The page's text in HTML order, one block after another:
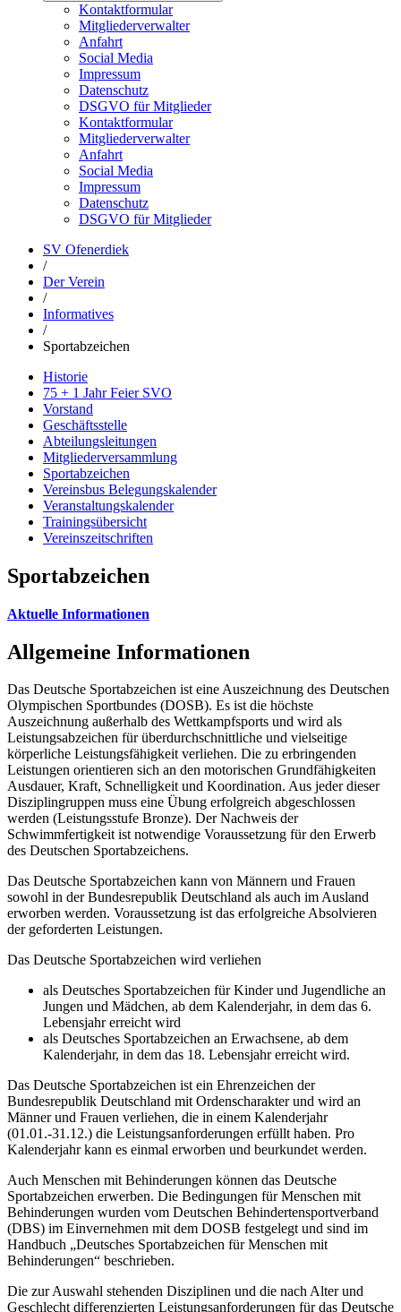
Kontaktformular
Mitgliederverwalter
Anfahrt
Social Media
Impressum
Datenschutz
DSGVO für Mitglieder
Kontaktformular
Mitgliederverwalter
Anfahrt
Social Media
Impressum
Datenschutz
DSGVO für Mitglieder
SV Ofenerdiek
/
Der Verein
/
Informatives
/
Sportabzeichen
Historie
75 + 1 Jahr Feier SVO
Vorstand
Geschäftsstelle
Abteilungsleitungen
Mitgliederversammlung
Sportabzeichen
Vereinsbus Belegungskalender
Veranstaltungskalender
Trainingsübersicht
Vereinszeitschriften
Sportabzeichen
Aktuelle Informationen
Allgemeine Informationen
Das Deutsche Sportabzeichen ist eine Auszeichnung des Deutschen
Olympischen Sportbundes (DOSB). Es ist die höchste
Auszeichnung außerhalb des Wettkampfsports und wird als
Leistungsabzeichen für überdurchschnittliche und vielseitige
körperliche Leistungsfähigkeit verliehen. Die zu erbringenden
Leistungen orientieren sich an den motorischen Grundfähigkeiten
Ausdauer, Kraft, Schnelligkeit und Koordination. Aus jeder dieser
Disziplingruppen muss eine Übung erfolgreich abgeschlossen
werden (Leistungsstufe Bronze). Der Nachweis der
Schwimmfertigkeit ist notwendige Voraussetzung für den Erwerb
des Deutschen Sportabzeichens.
Das Deutsche Sportabzeichen kann von Männern und Frauen
sowohl in der Bundesrepublik Deutschland als auch im Ausland
erworben werden. Voraussetzung ist das erfolgreiche Absolvieren
der geforderten Leistungen.
Das Deutsche Sportabzeichen wird verliehen
als Deutsches Sportabzeichen für Kinder und Jugendliche an
Jungen und Mädchen, ab dem Kalenderjahr, in dem das 6.
Lebensjahr erreicht wird
als Deutsches Sportabzeichen an Erwachsene, ab dem
Kalenderjahr, in dem das 18. Lebensjahr erreicht wird.
Das Deutsche Sportabzeichen ist ein Ehrenzeichen der
Bundesrepublik Deutschland mit Ordenscharakter und wird an
Männer und Frauen verliehen, die in einem Kalenderjahr
(01.01.-31.12.) die Leistungsanforderungen erfüllt haben. Pro
Kalenderjahr kann es einmal erworben und beurkundet werden.
Auch Menschen mit Behinderungen können das Deutsche
Sportabzeichen erwerben. Die Bedingungen für Menschen mit
Behinderungen wurden vom Deutschen Behindertensportverband
(DBS) im Einvernehmen mit dem DOSB festgelegt und sind im
Handbuch „Deutsches Sportabzeichen für Menschen mit
Behinderungen“ beschrieben.
Die zur Auswahl stehenden Disziplinen und die nach Alter und
Geschlecht differenzierten Leistungsanforderungen für das Deutsche